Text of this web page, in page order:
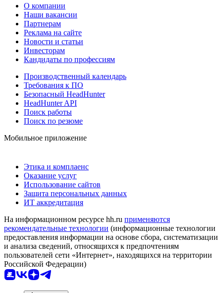
О компании
Наши вакансии
Партнерам
Реклама на сайте
Новости и статьи
Инвесторам
Кандидаты по профессиям
Производственный календарь
Требования к ПО
Безопасный HeadHunter
HeadHunter API
Поиск работы
Поиск по резюме
Мобильное приложение
Этика и комплаенс
Оказание услуг
Использование сайтов
Защита персональных данных
ИТ аккредитация
На информационном ресурсе hh.ru применяются
рекомендательные технологии (информационные технологии
предоставления информации на основе сбора, систематизации
и анализа сведений, относящихся к предпочтениям
пользователей сети «Интернет», находящихся на территории
Российской Федерации)